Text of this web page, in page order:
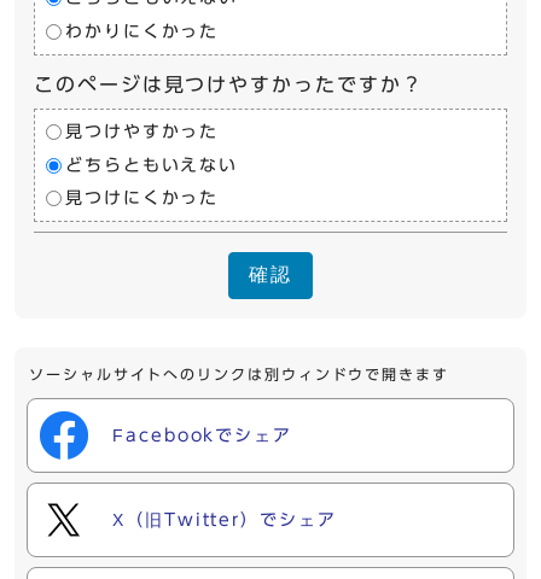
わかりにくかった
このページは見つけやすかったですか？
見つけやすかった
どちらともいえない
見つけにくかった
確認
ソーシャルサイトへのリンクは別ウィンドウで開きます
Facebookでシェア
X（旧Twitter）でシェア